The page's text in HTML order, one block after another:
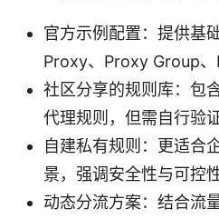
官方示例配置：提供基
Proxy、Proxy Group、
社区分享的规则库：包
代理规则，但需自行验
自建私有规则：更适合
景，强调安全性与可控
动态分流方案：结合流